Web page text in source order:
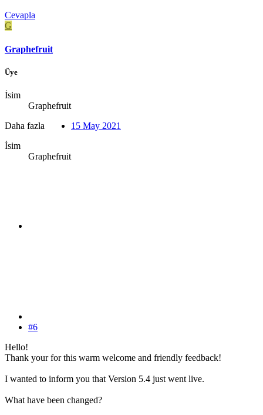
Cevapla
G
Graphefruit
Üye
İsim
Graphefruit
Daha fazla
İsim
Graphefruit
15 May 2021
#6
Hello!
Thank your for this warm welcome and friendly feedback!
I wanted to inform you that Version 5.4 just went live.
What have been changed?